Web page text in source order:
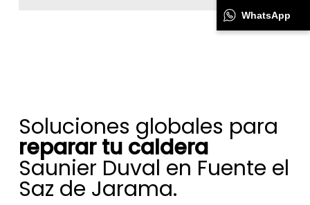
Soluciones globales para
reparar tu caldera
Saunier Duval en Fuente el
Saz de Jarama.
WhatsApp